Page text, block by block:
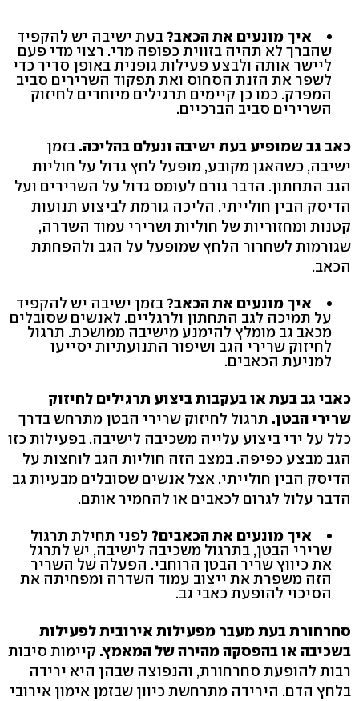
איך מונעים את הכאב? בעת ישיבה יש להקפיד
שהברך לא תהיה בזווית כפופה מדי. רצוי מדי פעם
ליישר אותה ולבצע פעילות גופנית באופן סדיר כדי
לשפר את הזנת הסחוס ואת תפקוד השרירים סביב
המפרק. כמו כן קיימים תרגילים מיוחדים לחיזוק
השרירים סביב הברכיים.
כאב גב שמופיע בעת ישיבה ונעלם בהליכה. בזמן
ישיבה, כשהאגן מקובע, מופעל לחץ גדול על חוליות
הגב התחתון. הדבר גורם לעומס גדול על השרירים ועל
הדיסק הבין חולייתי. הליכה גורמת לביצוע תנועות
קטנות ומחזוריות של חוליות ושרירי עמוד השדרה,
שגורמות לשחרור הלחץ שמופעל על הגב ולהפחתת
הכאב.
איך מונעים את הכאב? בזמן ישיבה יש להקפיד
על תמיכה לגב התחתון ולרגליים. לאנשים שסובלים
מכאב גב מומלץ להימנע מישיבה ממושכת. תרגול
לחיזוק שרירי הגב ושיפור התנועתיות יסייעו
למניעת הכאבים.
כאבי גב בעת או בעקבות ביצוע תרגילים לחיזוק
שרירי הבטן. תרגול לחיזוק שרירי הבטן מתרחש בדרך
כלל על ידי ביצוע עלייה משכיבה לישיבה. בפעילות כזו
הגב מבצע כפיפה. במצב הזה חוליות הגב לוחצות על
הדיסק הבין חולייתי. אצל אנשים שסובלים מבעיות גב
הדבר עלול לגרום לכאבים או להחמיר אותם.
איך מונעים את הכאבים? לפני תחילת תרגול
שרירי הבטן, בתרגול משכיבה לישיבה, יש לתרגל
את כיווץ שריר הבטן הרוחבי. הפעלה של השריר
הזה משפרת את ייצוב עמוד השדרה ומפחיתה את
הסיכוי להופעת כאבי גב.
סחרחורת בעת מעבר מפעילות אירובית לפעילות
בשכיבה או בהפסקה מהירה של המאמץ. קיימות סיבות
רבות להופעת סחרחורת, והנפוצה שבהן היא ירידה
בלחץ הדם. הירידה מתרחשת כיוון שבזמן אימון אירובי